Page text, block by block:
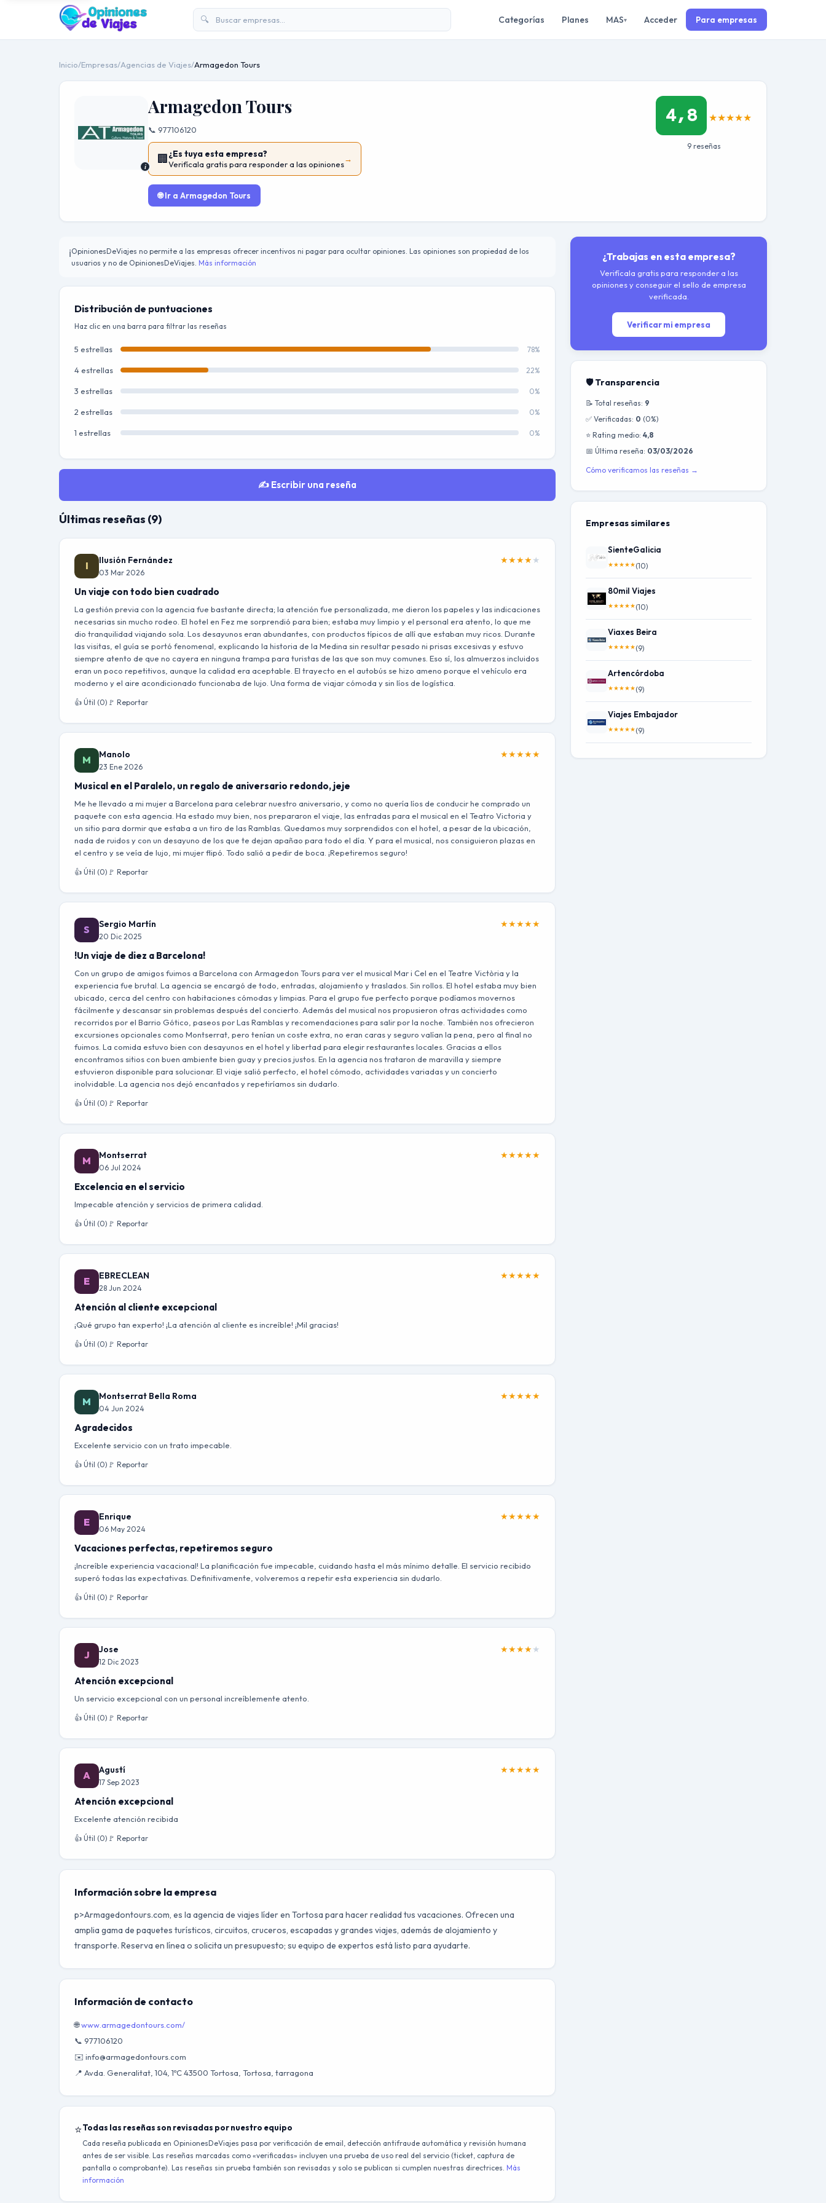
🔍 Categorías Planes MAS▾ Acceder Para empresas
Inicio/Empresas/Agencias de Viajes/Armagedon Tours
i
Armagedon Tours
📞 977106120
🏢¿Es tuya esta empresa?
Verifícala gratis para responder a las opiniones
→
🌐 Ir a Armagedon Tours
4,8 ★★★★★
9 reseñas
ℹ️OpinionesDeViajes no permite a las empresas ofrecer incentivos ni pagar para ocultar opiniones. Las opiniones son propiedad de los
usuarios y no de OpinionesDeViajes. Más información
Distribución de puntuaciones
Haz clic en una barra para filtrar las reseñas
5 estrellas 78%
4 estrellas 22%
3 estrellas 0%
2 estrellas 0%
1 estrellas 0%
✍️ Escribir una reseña
Últimas reseñas (9)
I Ilusión Fernández
03 Mar 2026
★★★★★
Un viaje con todo bien cuadrado
La gestión previa con la agencia fue bastante directa; la atención fue personalizada, me dieron los papeles y las indicaciones
necesarias sin mucho rodeo. El hotel en Fez me sorprendió para bien; estaba muy limpio y el personal era atento, lo que me
dio tranquilidad viajando sola. Los desayunos eran abundantes, con productos típicos de allí que estaban muy ricos. Durante
las visitas, el guía se portó fenomenal, explicando la historia de la Medina sin resultar pesado ni prisas excesivas y estuvo
siempre atento de que no cayera en ninguna trampa para turistas de las que son muy comunes. Eso sí, los almuerzos incluidos
eran un poco repetitivos, aunque la calidad era aceptable. El trayecto en el autobús se hizo ameno porque el vehículo era
moderno y el aire acondicionado funcionaba de lujo. Una forma de viajar cómoda y sin líos de logística.
👍 Útil (0) 🚩 Reportar
M Manolo
23 Ene 2026
★★★★★
Musical en el Paralelo, un regalo de aniversario redondo, jeje
Me he llevado a mi mujer a Barcelona para celebrar nuestro aniversario, y como no quería líos de conducir he comprado un
paquete con esta agencia. Ha estado muy bien, nos prepararon el viaje, las entradas para el musical en el Teatro Victoria y
un sitio para dormir que estaba a un tiro de las Ramblas. Quedamos muy sorprendidos con el hotel, a pesar de la ubicación,
nada de ruidos y con un desayuno de los que te dejan apañao para todo el día. Y para el musical, nos consiguieron plazas en
el centro y se veía de lujo, mi mujer flipó. Todo salió a pedir de boca. ¡Repetiremos seguro!
👍 Útil (0) 🚩 Reportar
S Sergio Martín
20 Dic 2025
★★★★★
!Un viaje de diez a Barcelona!
Con un grupo de amigos fuimos a Barcelona con Armagedon Tours para ver el musical Mar i Cel en el Teatre Victòria y la
experiencia fue brutal. La agencia se encargó de todo, entradas, alojamiento y traslados. Sin rollos. El hotel estaba muy bien
ubicado, cerca del centro con habitaciones cómodas y limpias. Para el grupo fue perfecto porque podíamos movernos
fácilmente y descansar sin problemas después del concierto. Además del musical nos propusieron otras actividades como
recorridos por el Barrio Gótico, paseos por Las Ramblas y recomendaciones para salir por la noche. También nos ofrecieron
excursiones opcionales como Montserrat, pero tenían un coste extra, no eran caras y seguro valían la pena, pero al final no
fuimos. La comida estuvo bien con desayunos en el hotel y libertad para elegir restaurantes locales. Gracias a ellos
encontramos sitios con buen ambiente bien guay y precios justos. En la agencia nos trataron de maravilla y siempre
estuvieron disponible para solucionar. El viaje salió perfecto, el hotel cómodo, actividades variadas y un concierto
inolvidable. La agencia nos dejó encantados y repetiríamos sin dudarlo.
👍 Útil (0) 🚩 Reportar
M Montserrat
06 Jul 2024
★★★★★
Excelencia en el servicio
Impecable atención y servicios de primera calidad.
👍 Útil (0) 🚩 Reportar
E EBRECLEAN
28 Jun 2024
★★★★★
Atención al cliente excepcional
¡Qué grupo tan experto! ¡La atención al cliente es increíble! ¡Mil gracias!
👍 Útil (0) 🚩 Reportar
M Montserrat Bella Roma
04 Jun 2024
★★★★★
Agradecidos
Excelente servicio con un trato impecable.
👍 Útil (0) 🚩 Reportar
E Enrique
06 May 2024
★★★★★
Vacaciones perfectas, repetiremos seguro
¡Increíble experiencia vacacional! La planificación fue impecable, cuidando hasta el más mínimo detalle. El servicio recibido
superó todas las expectativas. Definitivamente, volveremos a repetir esta experiencia sin dudarlo.
👍 Útil (0) 🚩 Reportar
J Jose
12 Dic 2023
★★★★★
Atención excepcional
Un servicio excepcional con un personal increíblemente atento.
👍 Útil (0) 🚩 Reportar
A Agustí
17 Sep 2023
★★★★★
Atención excepcional
Excelente atención recibida
👍 Útil (0) 🚩 Reportar
Información sobre la empresa
p>Armagedontours.com, es la agencia de viajes líder en Tortosa para hacer realidad tus vacaciones. Ofrecen una
amplia gama de paquetes turísticos, circuitos, cruceros, escapadas y grandes viajes, además de alojamiento y
transporte. Reserva en línea o solicita un presupuesto; su equipo de expertos está listo para ayudarte.
Información de contacto
🌐www.armagedontours.com/
📞 977106120
✉️ info@armagedontours.com
📍 Avda. Generalitat, 104, 1ºC 43500 Tortosa, Tortosa, tarragona
⭐Todas las reseñas son revisadas por nuestro equipo
Cada reseña publicada en OpinionesDeViajes pasa por verificación de email, detección antifraude automática y revisión humana
antes de ser visible. Las reseñas marcadas como «verificadas» incluyen una prueba de uso real del servicio (ticket, captura de
pantalla o comprobante). Las reseñas sin prueba también son revisadas y solo se publican si cumplen nuestras directrices. Más
información
¿Trabajas en esta empresa?
Verifícala gratis para responder a las
opiniones y conseguir el sello de empresa
verificada.
Verificar mi empresa
🛡️ Transparencia
📝 Total reseñas: 9
✅ Verificadas: 0 (0%)
⭐ Rating medio: 4,8
📅 Última reseña: 03/03/2026
Cómo verificamos las reseñas →
Empresas similares
SienteGalicia
★★★★★(10)
80mil Viajes
★★★★★(10)
Viaxes Beira
★★★★★(9)
Artencórdoba
★★★★★(9)
Viajes Embajador
★★★★★(9)